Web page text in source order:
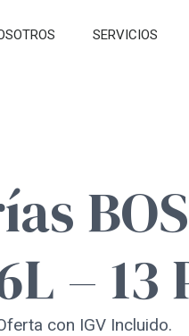
SERVICIOS
– 13
con IGV Incluido.